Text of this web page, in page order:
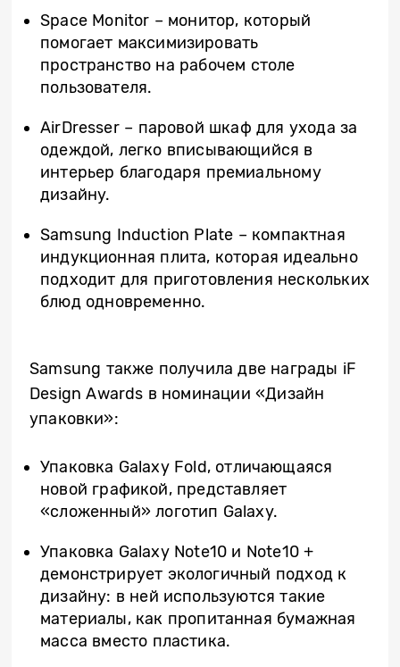
Space Monitor – монитор, который
помогает максимизировать
пространство на рабочем столе
пользователя.
AirDresser – паровой шкаф для ухода за
одеждой, легко вписывающийся в
интерьер благодаря премиальному
дизайну.
Samsung Induction Plate – компактная
индукционная плита, которая идеально
подходит для приготовления нескольких
блюд одновременно.
Samsung также получила две награды iF
Design Awards в номинации «Дизайн
упаковки»:
Упаковка Galaxy Fold, отличающаяся
новой графикой, представляет
«сложенный» логотип Galaxy.
Упаковка Galaxy Note10 и Note10 +
демонстрирует экологичный подход к
дизайну: в ней используются такие
материалы, как пропитанная бумажная
масса вместо пластика.